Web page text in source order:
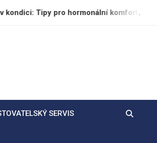
pro hormonální komfort, pevné kosti a
SERVIS